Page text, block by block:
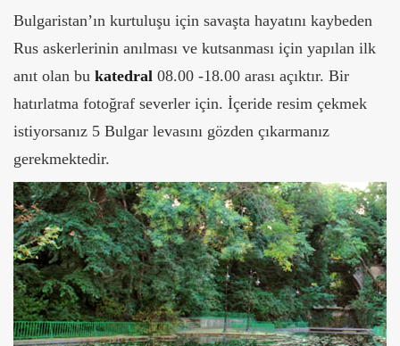
Bulgaristan’ın kurtuluşu için savaşta hayatını kaybeden
Rus askerlerinin anılması ve kutsanması için yapılan ilk
anıt olan bu katedral 08.00 -18.00 arası açıktır. Bir
hatırlatma fotoğraf severler için. İçeride resim çekmek
istiyorsanız 5 Bulgar levasını gözden çıkarmanız
gerekmektedir.